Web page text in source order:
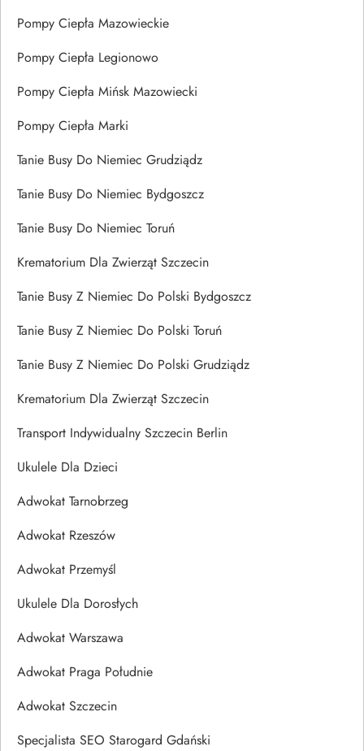
Pompy Ciepła Mazowieckie
Pompy Ciepła Legionowo
Pompy Ciepła Mińsk Mazowiecki
Pompy Ciepła Marki
Tanie Busy Do Niemiec Grudziądz
Tanie Busy Do Niemiec Bydgoszcz
Tanie Busy Do Niemiec Toruń
Krematorium Dla Zwierząt Szczecin
Tanie Busy Z Niemiec Do Polski Bydgoszcz
Tanie Busy Z Niemiec Do Polski Toruń
Tanie Busy Z Niemiec Do Polski Grudziądz
Krematorium Dla Zwierząt Szczecin
Transport Indywidualny Szczecin Berlin
Ukulele Dla Dzieci
Adwokat Tarnobrzeg
Adwokat Rzeszów
Adwokat Przemyśl
Ukulele Dla Dorosłych
Adwokat Warszawa
Adwokat Praga Południe
Adwokat Szczecin
Specjalista SEO Starogard Gdański